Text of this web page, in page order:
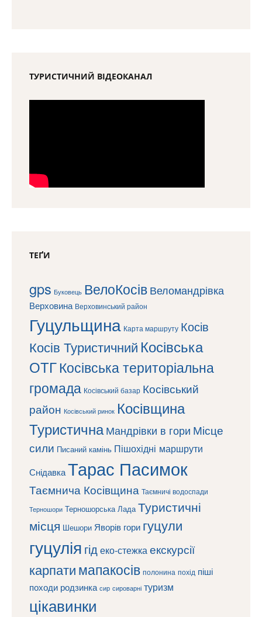
ТУРИСТИЧНИЙ ВІДЕОКАНАЛ
ТЕҐИ
gps Буковець ВелоКосів Веломандрівка
Верховина Верховинський район
Гуцульщина Карта маршруту Косів
Косів Туристичний Косівська
ОТГКосівська територіальна
громада Косівський базар Косівський
район Косівський ринок Косівщина
Туристична Мандрівки в гори Місце
сили Писаний камінь Пішохідні маршрути
СнідавкаТарас Пасимок
Таємнича Косівщина Таємничі водоспади
Терношори Терношорська Лада Туристичні
місця Шешори Яворів гори гуцули
гуцулія гідеко-стежкаекскурсії
карпатимапакосів полонина похід піші
походи родзинка сир сироварні туризм
цікавинки